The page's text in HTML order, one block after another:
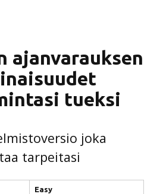
ajanvarauksen
tueksi
joka
tarpeitasi
Easy